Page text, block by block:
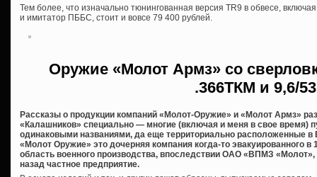
Тем более, что изначально тюнингованная версия TR9 в обвесе,
и имитатор ПББС, стоит и вовсе 79 400 рублей.
Оружие «Молот Армз» со
.366ТКМ и 9,6/53
Рассказы о продукции компаний «Молот-Оружие» и «Молот Армз»
«Калашников» специально — многие (включая и меня в свое время)
одинаковыми названиями, да еще территориально расположенные в
«Молот Оружие» это дочерняя компания когда-то эвакуированного в
область военного производства, впоследствии ОАО «ВПМЗ
назад частное предприятие.